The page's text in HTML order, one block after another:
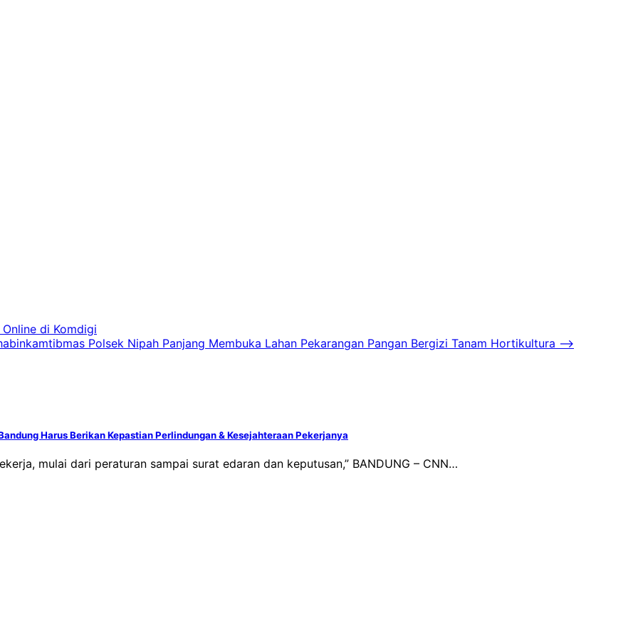
di Komdigi
Polsek Nipah Panjang Membuka Lahan Pekarangan Pangan Bergizi Tanam Hortikultura ⟶
Harus Berikan Kepastian Perlindungan & Kesejahteraan Pekerjanya
mulai dari peraturan sampai surat edaran dan keputusan,” BANDUNG – CNN…